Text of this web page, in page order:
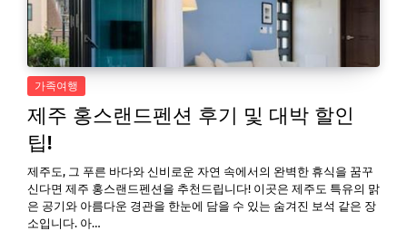
가족여행
제주 홍스랜드펜션 후기 및 대박 할인
팁!
제주도, 그 푸른 바다와 신비로운 자연 속에서의 완벽한 휴식을 꿈꾸
신다면 제주 홍스랜드펜션을 추천드립니다! 이곳은 제주도 특유의 맑
은 공기와 아름다운 경관을 한눈에 담을 수 있는 숨겨진 보석 같은 장
소입니다. 아…